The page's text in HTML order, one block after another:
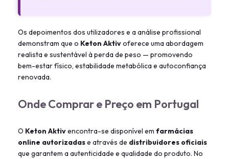
Os depoimentos dos utilizadores e a análise profissional
demonstram que o Keton Aktivoferece uma abordagem
realista e sustentável à perda de peso — promovendo
bem-estar físico, estabilidade metabólica e autoconfiança
renovada.
Onde Comprar e Preço em Portugal
O Keton Aktivencontra-se disponível em farmácias
online autorizadase através de distribuidores oficiais
que garantem a autenticidade e qualidade do produto. No